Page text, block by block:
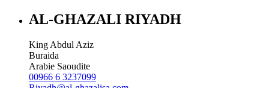
AL-GHAZALI RIYADH
King Abdul Aziz
Buraida
Arabie Saoudite
00966 6 3237099